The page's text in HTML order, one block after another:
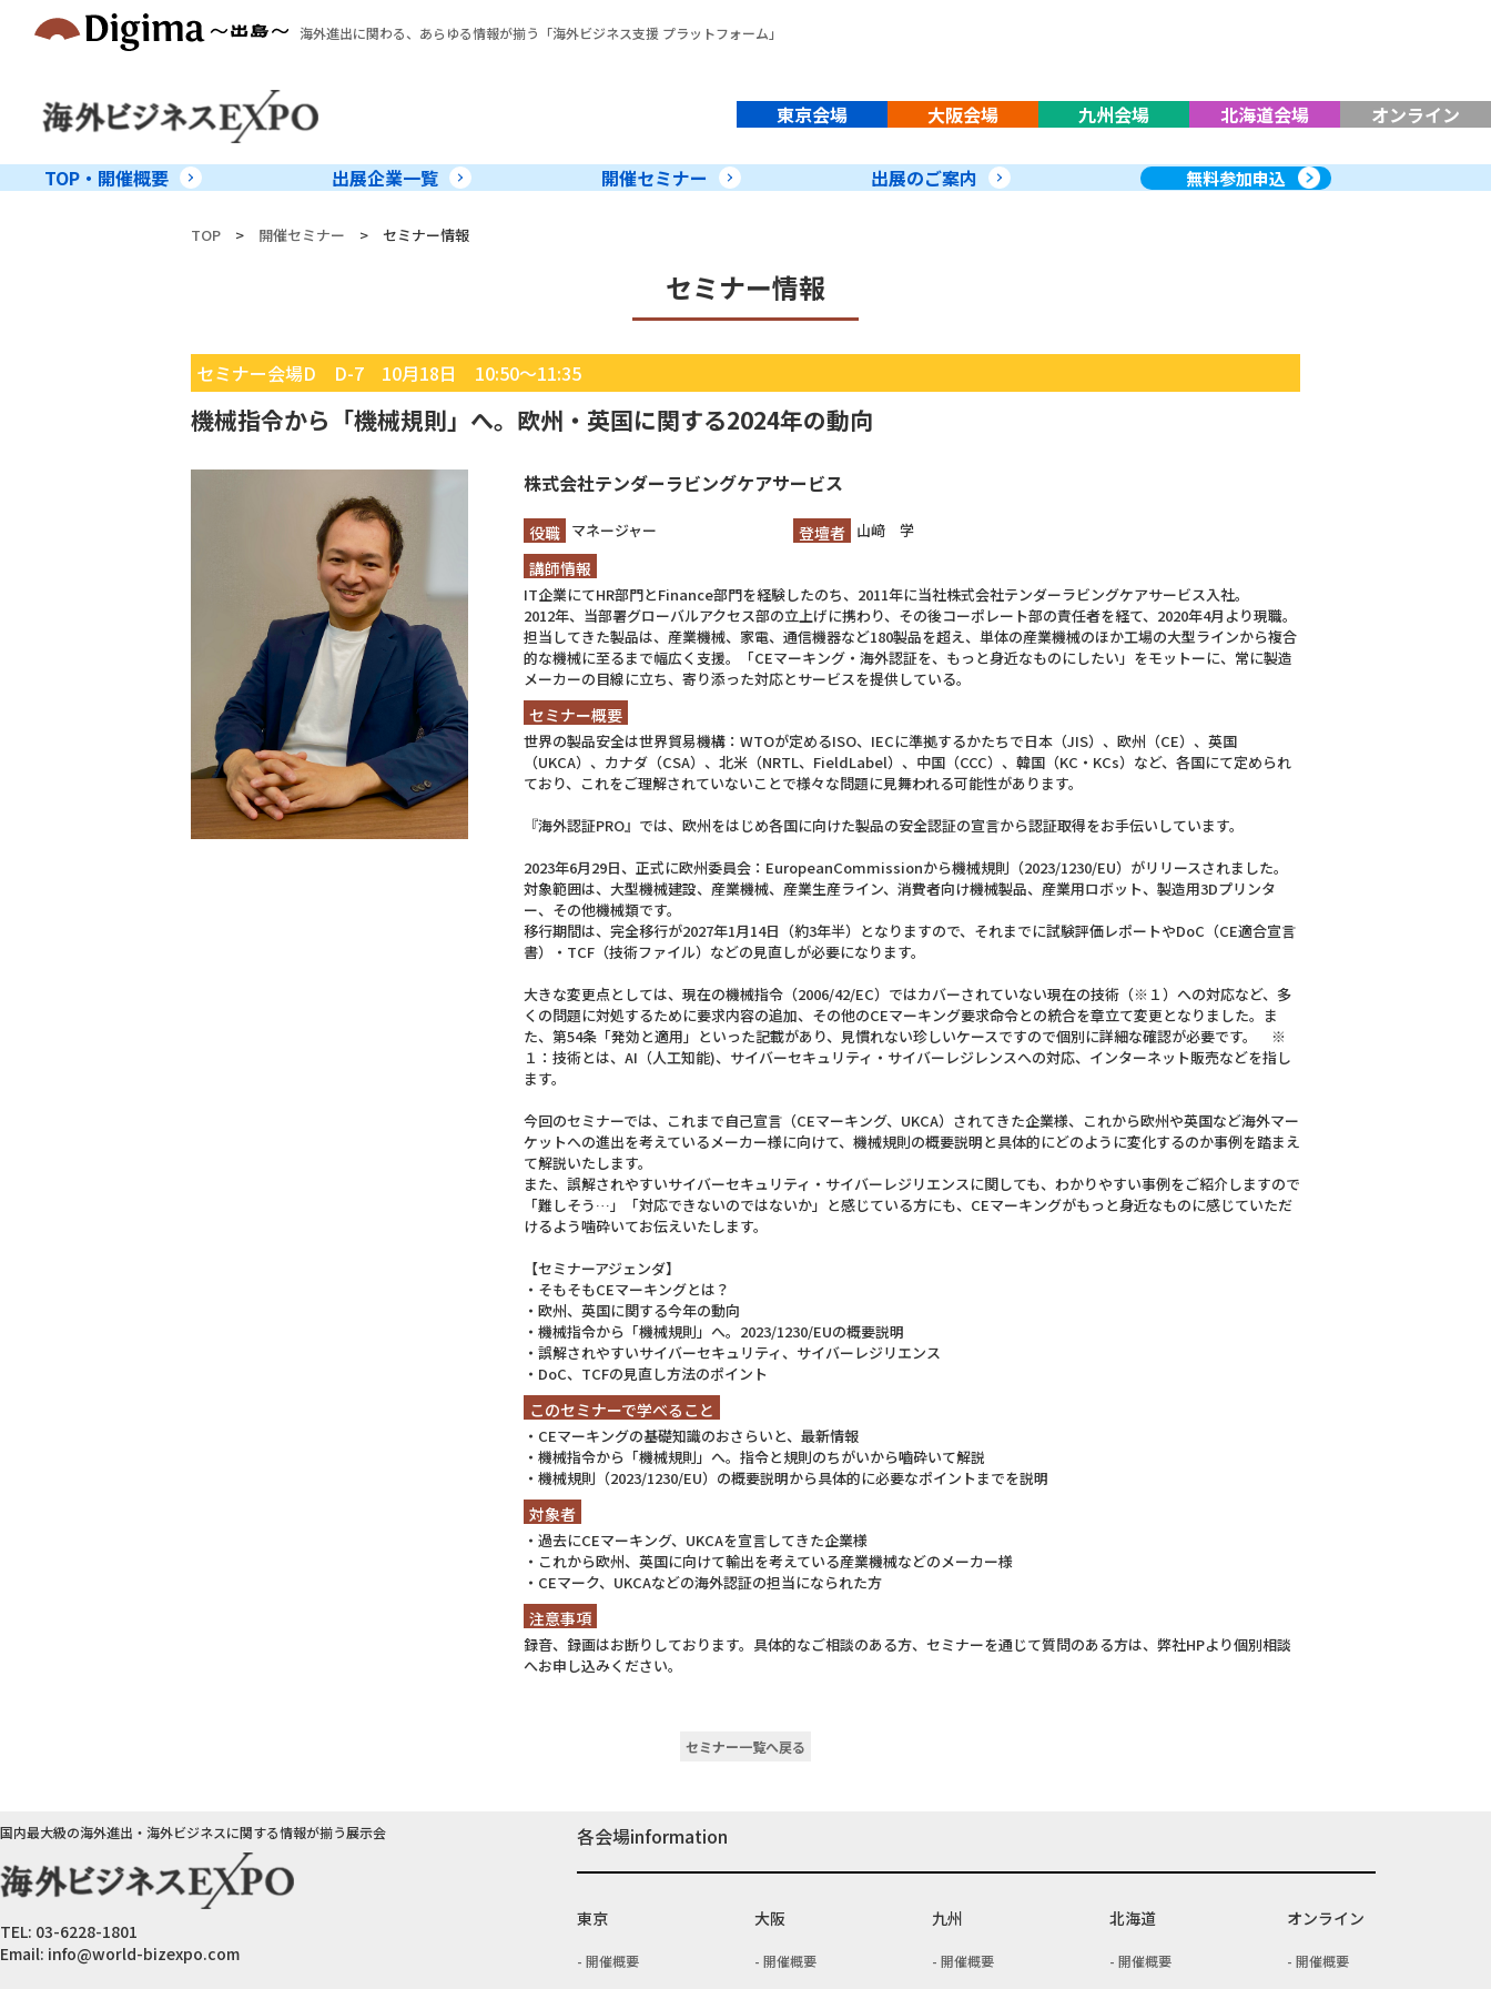
海外進出に関わる、あらゆる情報が揃う「海外ビジネス支援 プラットフォーム 」
東京会場 大阪会場 九州会場 北海道会場 オンライン
TOP・開催概要 出展企業一覧 開催セミナー 出展のご案内 無料参加申込
TOP > 開催セミナー > セミナー情報
セミナー情報
セミナー会場D D-7 10月18日 10:50～11:35
機械指令から「機械規則」へ。欧州・英国に関する2024年の動向
株式会社テンダーラビングケアサービス
役職 マネージャー 登壇者 山﨑 学
講師情報
IT企業にてHR部門とFinance部門を経験したのち、2011年に当社株式会社テンダーラビングケアサービス入社。
2012年、当部署グローバルアクセス部の立上げに携わり、その後コーポレート部の責任者を経て、2020年4月より現職。
担当してきた製品は、産業機械、家電、通信機器など180製品を超え、単体の産業機械のほか工場の大型ラインから複合
的な機械に至るまで幅広く支援。「CEマーキング・海外認証を、もっと身近なものにしたい」をモットーに、常に製造
メーカーの目線に立ち、寄り添った対応とサービスを提供している。
セミナー概要
世界の製品安全は世界貿易機構：WTOが定めるISO、IECに準拠するかたちで日本（JIS）、欧州（CE）、英国
（UKCA）、カナダ（CSA）、北米（NRTL、FieldLabel）、中国（CCC）、韓国（KC・KCs）など、各国にて定められ
ており、これをご理解されていないことで様々な問題に見舞われる可能性があります。
『海外認証PRO』では、欧州をはじめ各国に向けた製品の安全認証の宣言から認証取得をお手伝いしています。
2023年6月29日、正式に欧州委員会：EuropeanCommissionから機械規則（2023/1230/EU）がリリースされました。
対象範囲は、大型機械建設、産業機械、産業生産ライン、消費者向け機械製品、産業用ロボット、製造用3Dプリンタ
ー、その他機械類です。
移行期間は、完全移行が2027年1月14日（約3年半）となりますので、それまでに試験評価レポートやDoC（CE適合宣言
書）・TCF（技術ファイル）などの見直しが必要になります。
大きな変更点としては、現在の機械指令（2006/42/EC）ではカバーされていない現在の技術（※１）への対応など、多
くの問題に対処するために要求内容の追加、その他のCEマーキング要求命令との統合を章立て変更となりました。ま
た、第54条「発効と適用」といった記載があり、見慣れない珍しいケースですので個別に詳細な確認が必要です。 ※
１：技術とは、AI（人工知能)、サイバーセキュリティ・サイバーレジレンスへの対応、インターネット販売などを指し
ます。
今回のセミナーでは、これまで自己宣言（CEマーキング、UKCA）されてきた企業様、これから欧州や英国など海外マー
ケットへの進出を考えているメーカー様に向けて、機械規則の概要説明と具体的にどのように変化するのか事例を踏まえ
て解説いたします。
また、誤解されやすいサイバーセキュリティ・サイバーレジリエンスに関しても、わかりやすい事例をご紹介しますので
「難しそう…」「対応できないのではないか」と感じている方にも、CEマーキングがもっと身近なものに感じていただ
けるよう噛砕いてお伝えいたします。
【セミナーアジェンダ】
・そもそもCEマーキングとは？
・欧州、英国に関する今年の動向
・機械指令から「機械規則」へ。2023/1230/EUの概要説明
・誤解されやすいサイバーセキュリティ、サイバーレジリエンス
・DoC、TCFの見直し方法のポイント
このセミナーで学べること
・CEマーキングの基礎知識のおさらいと、最新情報
・機械指令から「機械規則」へ。指令と規則のちがいから嚙砕いて解説
・機械規則（2023/1230/EU）の概要説明から具体的に必要なポイントまでを説明
対象者
・過去にCEマーキング、UKCAを宣言してきた企業様
・これから欧州、英国に向けて輸出を考えている産業機械などのメーカー様
・CEマーク、UKCAなどの海外認証の担当になられた方
注意事項
録音、録画はお断りしております。具体的なご相談のある方、セミナーを通じて質問のある方は、弊社HPより個別相談
へお申し込みください。
セミナー一覧へ戻る
国内最大級の海外進出・海外ビジネスに関する情報が揃う展示会
TEL: 03-6228-1801
Email: info@world-bizexpo.com
各会場information
東京
開催概要
大阪
開催概要
九州
開催概要
北海道
開催概要
オンライン
開催概要